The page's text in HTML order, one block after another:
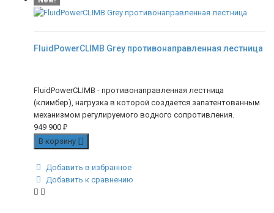
FluidPowerCLIMB Grey противонаправленная лестница
FluidPowerCLIMB - противонаправленная лестница
(климбер), нагрузка в которой создается запатентованным
механизмом регулируемого водного сопротивления.
949 900 ₽
В корзину
Добавить в избранное
Добавить к сравнению